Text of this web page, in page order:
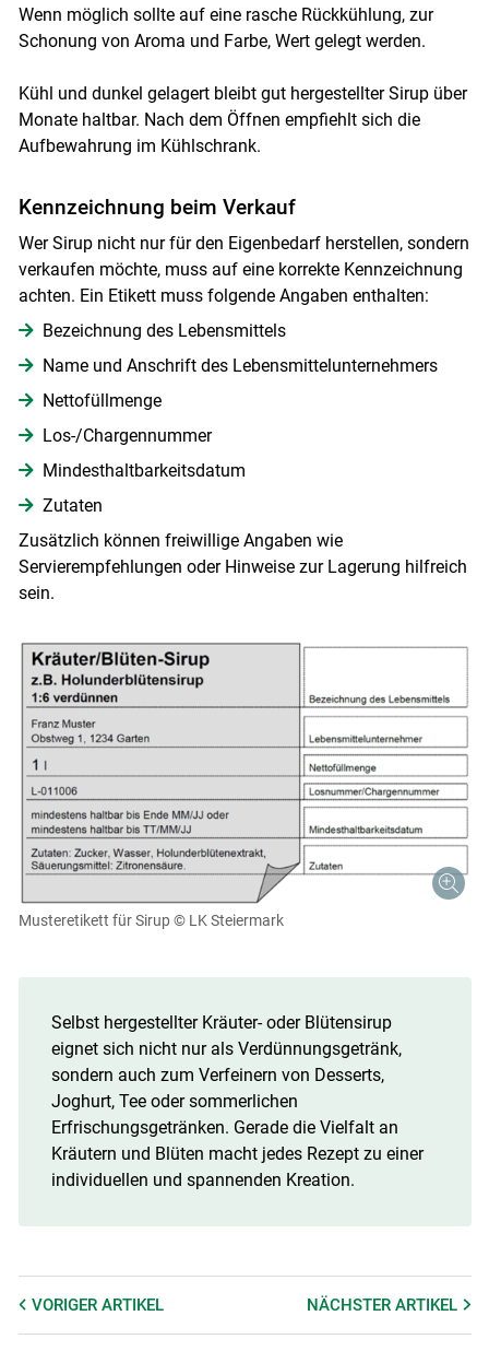
Wenn möglich sollte auf eine rasche Rückkühlung, zur
Schonung von Aroma und Farbe, Wert gelegt werden.
Kühl und dunkel gelagert bleibt gut hergestellter Sirup über
Monate haltbar. Nach dem Öffnen empfiehlt sich die
Aufbewahrung im Kühlschrank.
Kennzeichnung beim Verkauf
Wer Sirup nicht nur für den Eigenbedarf herstellen, sondern
verkaufen möchte, muss auf eine korrekte Kennzeichnung
achten. Ein Etikett muss folgende Angaben enthalten:
Bezeichnung des Lebensmittels
Name und Anschrift des Lebensmittelunternehmers
Nettofüllmenge
Los-/Chargennummer
Mindesthaltbarkeitsdatum
Zutaten
Zusätzlich können freiwillige Angaben wie
Servierempfehlungen oder Hinweise zur Lagerung hilfreich
sein.
Musteretikett für Sirup © LK Steiermark
Selbst hergestellter Kräuter- oder Blütensirup
eignet sich nicht nur als Verdünnungsgetränk,
sondern auch zum Verfeinern von Desserts,
Joghurt, Tee oder sommerlichen
Erfrischungsgetränken. Gerade die Vielfalt an
Kräutern und Blüten macht jedes Rezept zu einer
individuellen und spannenden Kreation.
VORIGER ARTIKEL NÄCHSTERARTIKEL